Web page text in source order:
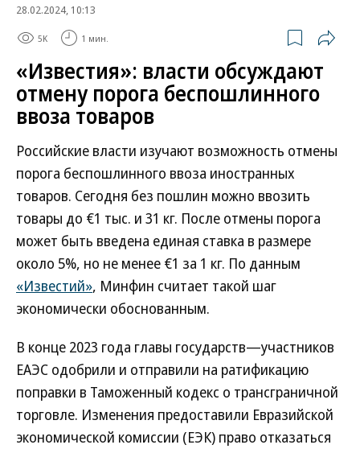
28.02.2024, 10:13
5K 1 мин.
«Известия»: власти обсуждают
отмену порога беспошлинного
ввоза товаров
Российские власти изучают возможность отмены
порога беспошлинного ввоза иностранных
товаров. Сегодня без пошлин можно ввозить
товары до €1 тыс. и 31 кг. После отмены порога
может быть введена единая ставка в размере
около 5%, но не менее €1 за 1 кг. По данным
«Известий», Минфин считает такой шаг
экономически обоснованным.
В конце 2023 года главы государств—участников
ЕАЭС одобрили и отправили на ратификацию
поправки в Таможенный кодекс о трансграничной
торговле. Изменения предоставили Евразийской
экономической комиссии (ЕЭК) право отказаться